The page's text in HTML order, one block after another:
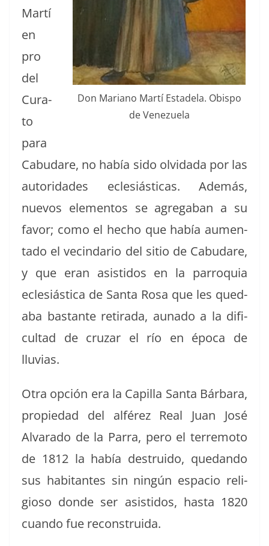
Don Mar­i­ano Martí Estadela. Obis­po
de Venezuela
Martí
en
pro
del
Cura­
to
para
Cabu­dare, no había sido olvi­da­da por las
autori­dades ecle­siás­ti­cas. Además,
nuevos ele­men­tos se agre­ga­ban a su
favor; como el hecho que había aumen­
ta­do el vecin­dario del sitio de Cabu­dare,
y que eran asis­ti­dos en la par­ro­quia
ecle­siás­ti­ca de San­ta Rosa que les qued­
a­ba bas­tante reti­ra­da, auna­do a la difi­
cul­tad de cruzar el río en época de
lluvias.
Otra opción era la Capil­la San­ta Bár­bara,
propiedad del alférez Real Juan José
Alvara­do de la Par­ra, pero el ter­re­mo­to
de 1812 la había destru­i­do, quedan­do
sus habi­tantes sin ningún espa­cio reli­
gioso donde ser asis­ti­dos, has­ta 1820
cuan­do fue reconstruida.